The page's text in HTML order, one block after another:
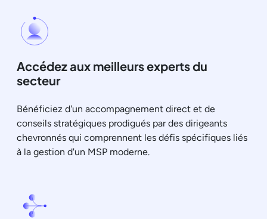
Accédez aux meilleurs experts du
secteur
Bénéficiez d'un accompagnement direct et de
conseils stratégiques prodigués par des dirigeants
chevronnés qui comprennent les défis spécifiques liés
à la gestion d'un MSP moderne.